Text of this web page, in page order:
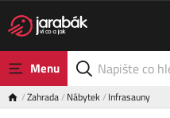
Menu
Zahrada Nábytek Infrasauny